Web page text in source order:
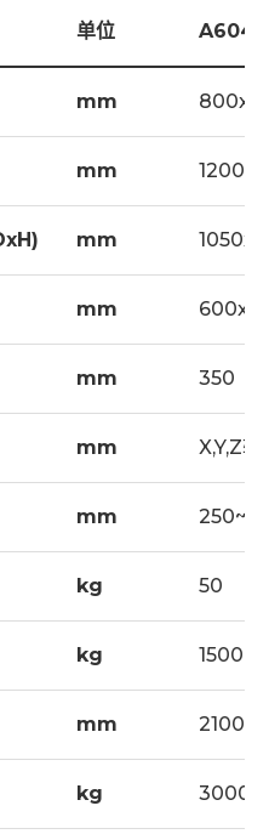
单位
mm
mm
mm
mm
mm 350
mm X,Y,Z
mm
kg 50
kg 1500
mm
kg 3000